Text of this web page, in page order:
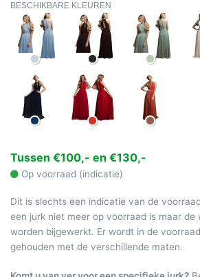
BESCHIKBARE KLEUREN
Tussen €100,- en €130,-
Op voorraad (indicatie)
Dit is slechts een indicatie van de
een jurk niet meer op voorraad is maar de
worden bijgewerkt. Er wordt in de
gehouden met de verschillende maten.